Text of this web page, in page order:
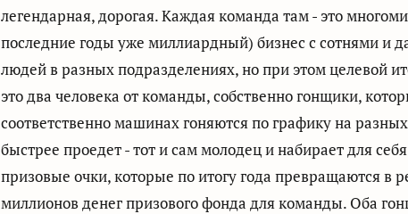
легендарная, дорогая. Каждая команда там - это
последние годы уже миллиардный) бизнес с сотнями и
людей в разных подразделениях, но при этом целевой
это два человека от команды, собственно гонщики,
соответственно машинах гоняются по графику на
быстрее проедет - тот и сам молодец и набирает для
призовые очки, которые по итогу года превращаются в
миллионов денег призового фонда для команды. Оба